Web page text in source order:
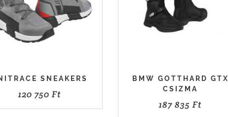
SNEAKERS
120 750Ft
BMW GOTTHARD GTX
CSIZMA
187 835Ft